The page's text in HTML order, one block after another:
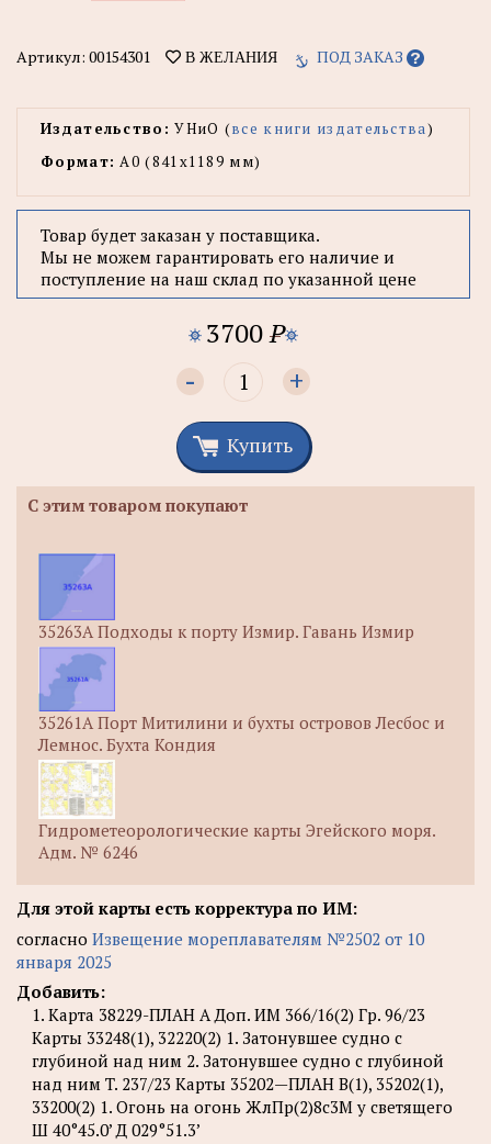
Артикул: 00154301 В ЖЕЛАНИЯ ПОД ЗАКАЗ
Издательство: УНиО (все книги издательства)
Формат: А0 (841x1189 мм)
Товар будет заказан у поставщика.
Мы не можем гарантировать его наличие и
поступление на наш склад по указанной цене
3700P
- +
Купить
С этим товаром покупают
35263А Подходы к порту Измир. Гавань Измир
35261А Порт Митилини и бухты островов Лесбос и
Лемнос. Бухта Кондия
Гидрометеорологические карты Эгейского моря.
Адм. № 6246
Для этой карты есть корректура по ИМ:
согласно Извещение мореплавателям №2502 от 10
января 2025
Добавить:
1. Карта 38229-ПЛАН A Доп. ИМ 366/16(2) Гр. 96/23
Карты 33248(1), 32220(2) 1. Затонувшее судно с
глубиной над ним 2. Затонувшее судно с глубиной
над ним T. 237/23 Карты 35202—ПЛАН B(1), 35202(1),
33200(2) 1. Огонь на огонь ЖлПр(2)8с3М у светящего
Ш 40°45.0’ Д 029°51.3’